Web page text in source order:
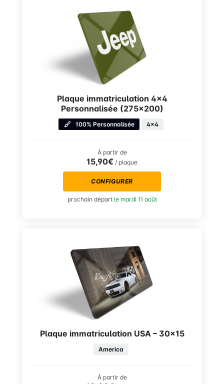
Plaque immatriculation 4×4
Personnalisée (275×200)
100% Personnalisée 4x4
À partir de
15,90€ / plaque
CONFIGURER
prochain départ le mardi 11 août
Plaque immatriculation USA – 30×15
America
À partir de